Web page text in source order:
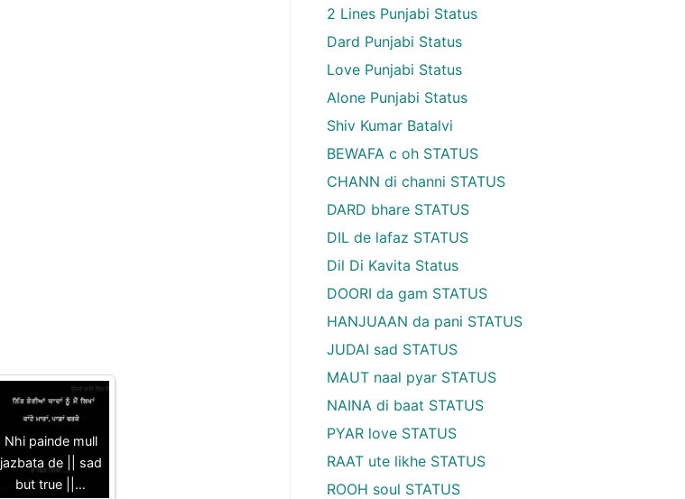
Nhi painde mull
jazbata de || sad
but true ||…
2 Lines Punjabi Status
Dard Punjabi Status
Love Punjabi Status
Alone Punjabi Status
Shiv Kumar Batalvi
BEWAFA c oh STATUS
CHANN di channi STATUS
DARD bhare STATUS
DIL de lafaz STATUS
Dil Di Kavita Status
DOORI da gam STATUS
HANJUAAN da pani STATUS
JUDAI sad STATUS
MAUT naal pyar STATUS
NAINA di baat STATUS
PYAR love STATUS
RAAT ute likhe STATUS
ROOH soul STATUS